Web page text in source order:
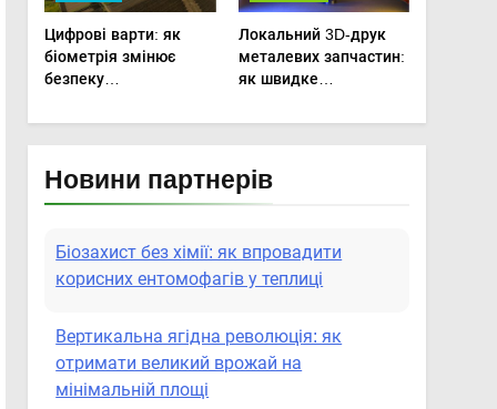
Цифрові варти: як
біометрія змінює
безпеку
Локальний 3D-друк
металевих запчастин:
як швидке
посівну
Новини партнерів
Біозахист без хімії: як впровадити
корисних ентомофагів у теплиці
Вертикальна ягідна революція: як
отримати великий врожай на
мінімальній площі